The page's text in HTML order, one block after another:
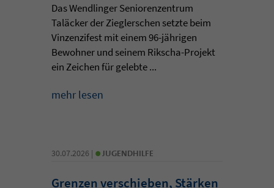
Das Wendlinger Seniorenzentrum
Taläcker der Zieglerschen setzte beim
Vinzenzifest mit einem 96-jährigen
Bewohner und seinem Rikscha-Projekt
ein Zeichen für gelebte ...
mehr lesen
30.07.2026 | • JUGENDHILFE
Grenzen verschieben, Stärken